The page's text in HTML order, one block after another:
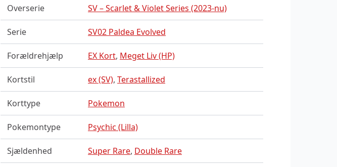
Overserie SV – Scarlet & Violet Series (2023-nu)
Serie SV02 Paldea Evolved
Forældrehjælp EX Kort, Meget Liv (HP)
Kortstil ex (SV), Terastallized
Korttype Pokemon
Pokemontype Psychic (Lilla)
Sjældenhed Super Rare, Double Rare